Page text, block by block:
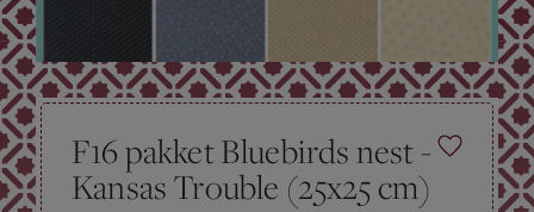
F16 pakket Bluebirds nest -
Kansas Trouble (25x25 cm)